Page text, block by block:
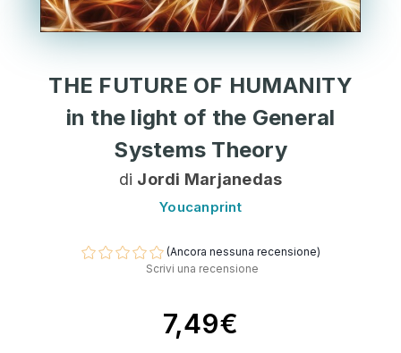
THE FUTURE OF HUMANITY
in the light of the General
Systems Theory
di Jordi Marjanedas
Youcanprint
(Ancora nessuna recensione)
Scrivi una recensione
7,49€